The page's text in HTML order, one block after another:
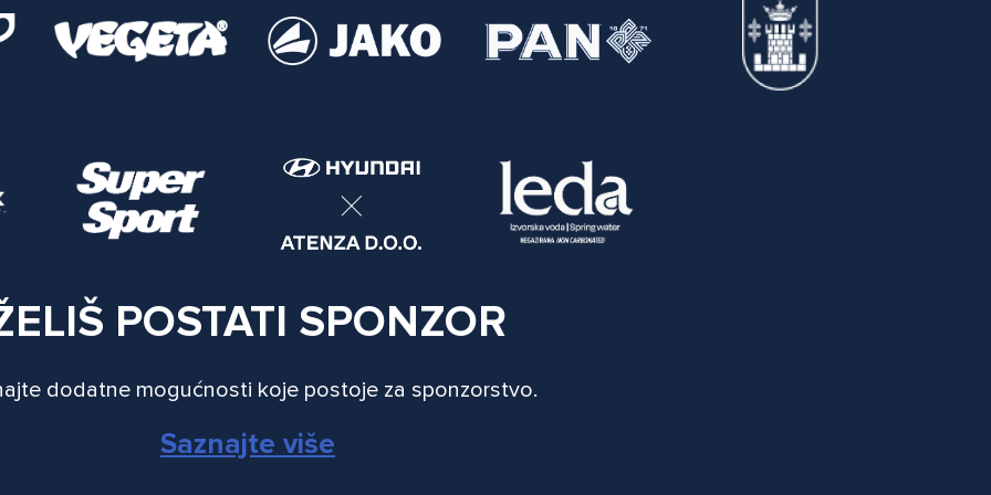
POSTATI SPONZOR
dodatne mogućnosti koje postoje za sponzorstvo.
Saznajte više